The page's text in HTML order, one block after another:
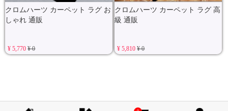
クロムハーツ カーペット ラグ お
しゃれ 通販
¥ 5,770¥ 0
クロムハーツ カーペット ラグ 高
級 通販
¥ 5,810¥ 0